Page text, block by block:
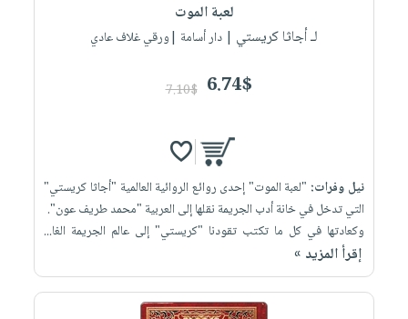
لعبة الموت
لـ أجاثا كريستي | دار أسامة |ورقي غلاف عادي
6.74$
7.10$
نيل وفرات: "لعبة الموت" إحدى روائع الروائية العالمية "أجاثا كريستي"
التي تدخل في خانة أدب الجريمة نقلها إلى العربية "محمد طريف عون".
وكعادتها في كل ما تكتب تقودنا "كريستي" إلى عالم الجريمة الغا...
إقرأ المزيد »